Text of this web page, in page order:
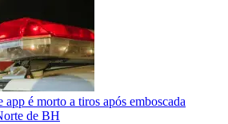
app é morto a tiros após emboscada
de BH